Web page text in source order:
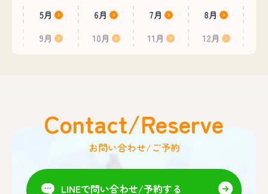
5月
6月 7月
8月
9月
10月 11月 12月
Contact/Reserve
お問い合わせ/ご予約
LINEで問い合わせ/予約する